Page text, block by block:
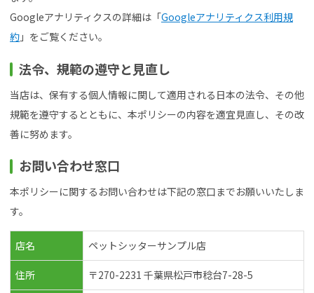
Googleアナリティクスの詳細は「Googleアナリティクス利用規
約 」をご覧ください。
法令、規範の遵守と見直し
当店は、保有する個人情報に関して適用される日本の法令、その他
規範を遵守するとともに、本ポリシーの内容を適宜見直し、その改
善に努めます。
お問い合わせ窓口
本ポリシーに関するお問い合わせは下記の窓口までお願いいたしま
す。
店名 ペットシッターサンプル店
住所 〒270-2231 千葉県松戸市稔台7-28-5